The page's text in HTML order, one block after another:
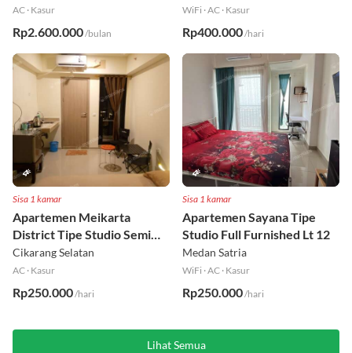
AC · Kasur
Rp2.600.000/bulan
WiFi ·AC · Kasur
Rp400.000/hari
Sisa 1 kamar
Apartemen Meikarta
District Tipe Studio Semi
Furnished Lt 1
Cikarang Selatan
AC · Kasur
Rp250.000/hari
Sisa 1 kamar
Apartemen Sayana Tipe
Studio Full Furnished Lt 12
Medan Satria
WiFi ·AC · Kasur
Rp250.000/hari
Lihat Semua